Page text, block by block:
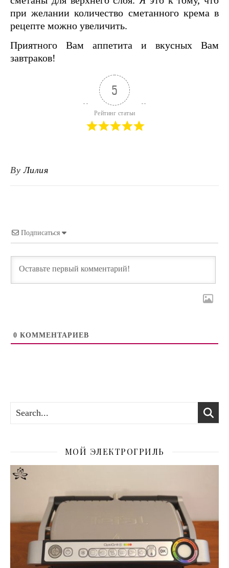
при желании количество сметанного крема в
рецепте можно увеличить.
Приятного Вам аппетита и вкусных Вам
завтраков!
5
Рейтинг статьи
ByЛилия
Подписаться
0 КОММЕНТАРИЕВ
МОЙ ЭЛЕКТРОГРИЛЬ